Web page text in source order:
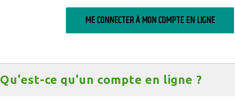
ME CONNECTER À MON COMPTE EN LIGNE
Qu'est-ce qu'un compte en ligne ?